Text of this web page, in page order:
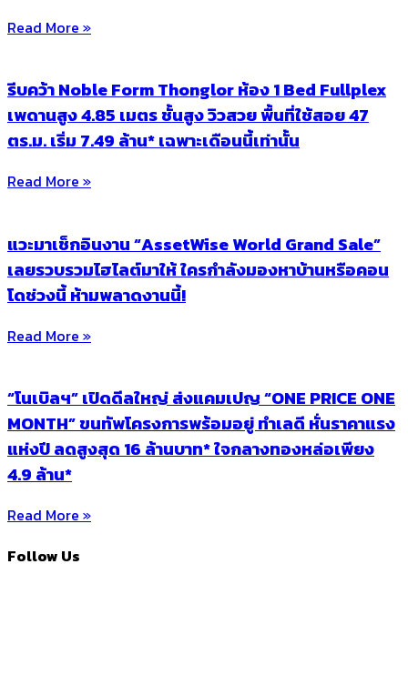
Read More »
รีบคว้า Noble Form Thonglor ห้อง 1 Bed Fullplex
เพดานสูง 4.85 เมตร ชั้นสูง วิวสวย พื้นที่ใช้สอย 47
ตร.ม. เริ่ม 7.49 ล้าน* เฉพาะเดือนนี้เท่านั้น
Read More »
แวะมาเช็กอินงาน “AssetWise World Grand Sale”
เลยรวบรวมไฮไลต์มาให้ ใครกำลังมองหาบ้านหรือคอน
โดช่วงนี้ ห้ามพลาดงานนี้!
Read More »
“โนเบิลฯ” เปิดดีลใหญ่ ส่งแคมเปญ “ONE PRICE ONE
MONTH” ขนทัพโครงการพร้อมอยู่ ทำเลดี หั่นราคาแรง
แห่งปี ลดสูงสุด 16 ล้านบาท* ใจกลางทองหล่อเพียง
4.9 ล้าน*
Read More »
Follow Us